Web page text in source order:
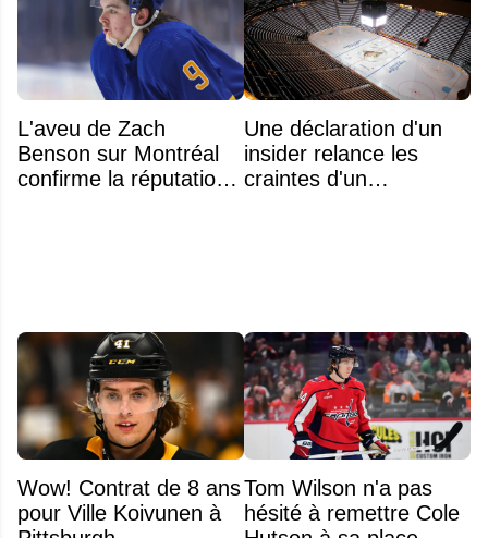
L'aveu de Zach
Benson sur Montréal
confirme la réputation
Une déclaration d'un
insider relance les
craintes d'un
Wow! Contrat de 8 ans
pour Ville Koivunen à
Tom Wilson n'a pas
hésité à remettre Cole